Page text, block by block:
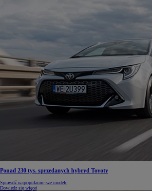
Ponad 230 tys. sprzedanych hybryd Toyoty
Sprawdź najpopularniejsze modele
Dowiedz się więcej